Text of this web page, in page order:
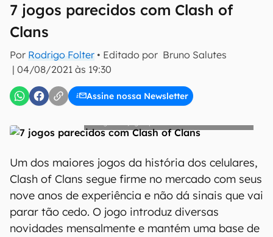
7 jogos parecidos com Clash of
Clans
Por Rodrigo Folter • Editado por Bruno Salutes
| 04/08/2021 às 19:30
Assine nossa Newsletter
E-mail
Uso e Política de Privacidade do Canaltech.
Um dos maiores jogos da história dos celulares,
Clash of Clans segue firme no mercado com seus
nove anos de experiência e não dá sinais que vai
parar tão cedo. O jogo introduz diversas
novidades mensalmente e mantém uma base de